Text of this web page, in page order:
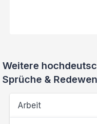
Weitere
Sprüche &
Arbeit